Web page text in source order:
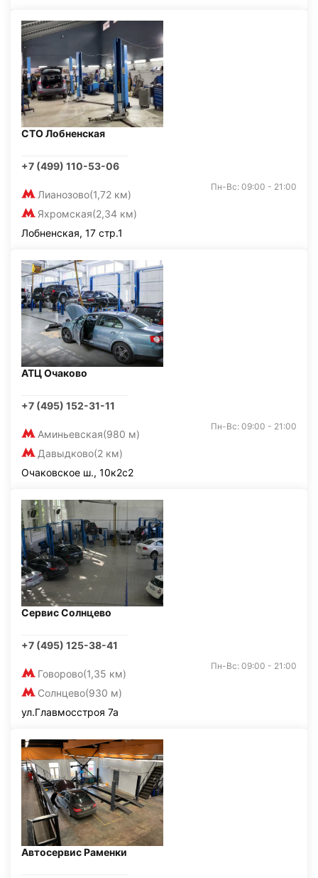
СТО Лобненская
+7 (499) 110-53-06
Лианозово(1,72 км)
Яхромская(2,34 км)
Пн-Вс: 09:00 - 21:00
Лобненская, 17 стр.1
АТЦ Очаково
+7 (495) 152-31-11
Аминьевская(980 м)
Давыдково(2 км)
Пн-Вс: 09:00 - 21:00
Очаковское ш., 10к2с2
Сервис Солнцево
+7 (495) 125-38-41
Говорово(1,35 км)
Солнцево(930 м)
Пн-Вс: 09:00 - 21:00
ул.Главмосстроя 7а
Автосервис Раменки